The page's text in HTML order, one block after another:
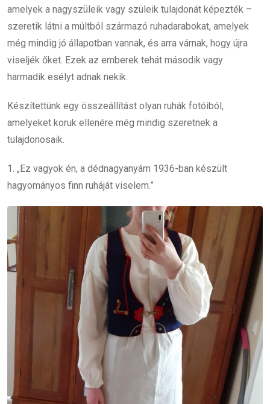
amelyek a nagyszüleik vagy szüleik tulajdonát képezték –
szeretik látni a múltból származó ruhadarabokat, amelyek
még mindig jó állapotban vannak, és arra várnak, hogy újra
viseljék őket. Ezek az emberek tehát második vagy
harmadik esélyt adnak nekik.
Készítettünk egy összeállítást olyan ruhák fotóiból,
amelyeket koruk ellenére még mindig szeretnek a
tulajdonosaik.
1. „Ez vagyok én, a dédnagyanyám 1936-ban készült
hagyományos finn ruháját viselem.”